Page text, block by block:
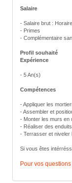
Salaire
- Salaire brut :
- Primes
- Complémentaire
Profil souhaité
Expérience
- 5 An(s)
Compétences
- Appliquer les
- Assembler et
- Monter les murs en
- Réaliser des enduits
- Terrasser et niveler
Si vous êtes
Pour vos